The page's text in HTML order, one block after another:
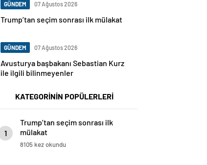
GÜNDEM 07 Ağustos 2026
Trump’tan seçim sonrası ilk mülakat
GÜNDEM 07 Ağustos 2026
Avusturya başbakanı Sebastian Kurz
ile ilgili bilinmeyenler
KATEGORİNİN POPÜLERLERİ
1
Trump’tan seçim sonrası ilk
mülakat
8105 kez okundu